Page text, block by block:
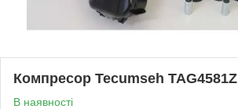
Компресор Tecumseh TAG4581Z
В наявності